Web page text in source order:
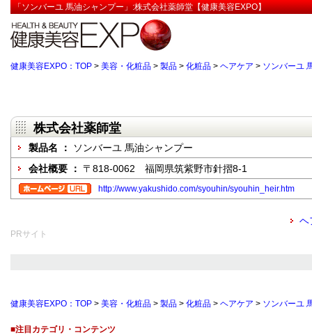
「ソンバーユ 馬油シャンプー」:株式会社薬師堂【健康美容EXPO】
健康美容EXPO：TOP > 美容・化粧品 > 製品 > 化粧品 > ヘアケア > ソンバーユ
株式会社薬師堂
製品名 ：
ソンバーユ 馬油シャンプー
会社概要 ： 〒818-0062 福岡県筑紫野市針摺8-1
http://www.yakushido.com/syouhin/syouhin_heir.htm
ヘ
PRサイト
健康美容EXPO：TOP > 美容・化粧品 > 製品 > 化粧品 > ヘアケア > ソンバーユ
■注目カテゴリ・コンテンツ